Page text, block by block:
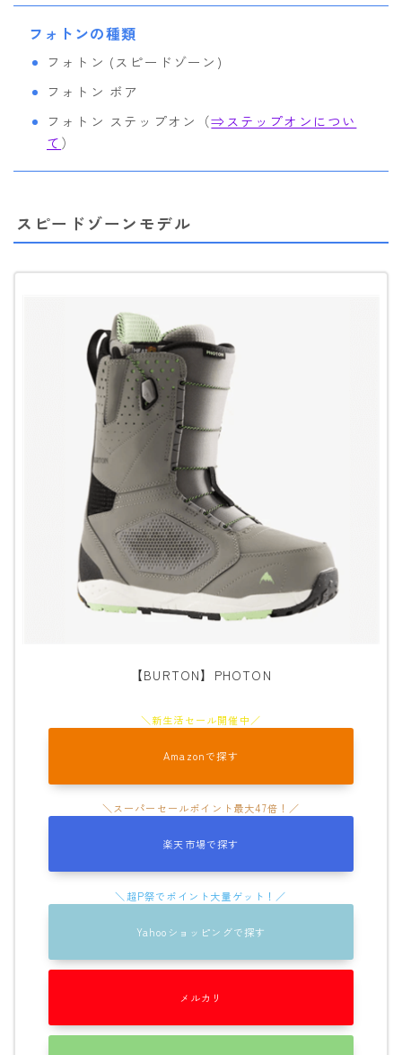
ゴーグル
anon.
ELECTRIC
himassmania
SMITH
AIRBLASTER
AA HARDWEAR
ANTHEM
BURTON
DC Shoes
estivo
OAKLEY
QUICKSILVER
VOLCOM
フォトンの種類
フォトン (スピードゾーン)
フォトン ボア
フォトン ステップオン（⇒ステップオンについ
て）
スピードゾーンモデル
【BURTON】PHOTON
Amazonで探す
楽天市場で探す
Yahooショッピングで探す
メルカリ